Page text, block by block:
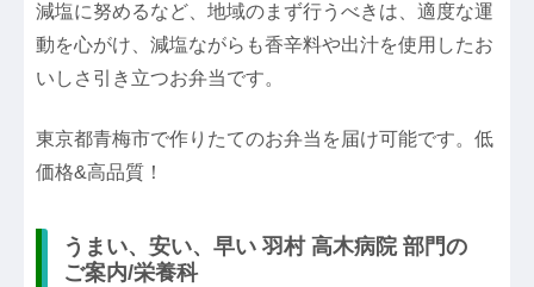
減塩に努めるなど、地域のまず行うべきは、適度な運
動を心がけ、減塩ながらも香辛料や出汁を使用したお
いしさ引き立つお弁当です。
東京都青梅市で作りたてのお弁当を届け可能です。低
価格&高品質！
うまい、安い、早い 羽村 高木病院 部門の
ご案内/栄養科